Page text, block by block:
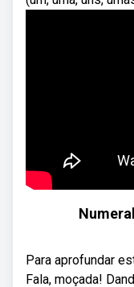
Para aprofundar
Fala, moçada!